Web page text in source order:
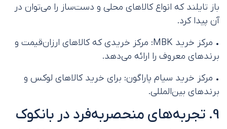
باز تایلند که انواع کالاهای محلی و دست‌ساز را می‌توان در
آن پیدا کرد.
• مرکز خرید MBK: مرکز خریدی که کالاهای ارزان‌قیمت و
برندهای معروف را ارائه می‌دهد.
• مرکز خرید سیام پاراگون: برای خرید کالاهای لوکس و
برندهای بین‌المللی.
9. تجربه‌های منحصربه‌فرد در بانکوک